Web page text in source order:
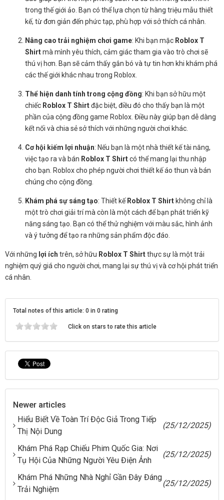
trong thế giới ảo. Bạn có thể lựa chọn từ hàng triệu mẫu thiết
kế, từ đơn giản đến phức tạp, phù hợp với sở thích cá nhân.
Nâng cao trải nghiệm chơi game: Khi bạn mặc Roblox T
Shirtmà mình yêu thích, cảm giác tham gia vào trò chơi sẽ
thú vị hơn. Bạn sẽ cảm thấy gắn bó và tự tin hơn khi khám phá
các thế giới khác nhau trong Roblox.
Thể hiện danh tính trong cộng đồng: Khi bạn sở hữu một
chiếc Roblox T Shirtđặc biệt, điều đó cho thấy bạn là một
phần của cộng đồng game Roblox. Điều này giúp bạn dễ dàng
kết nối và chia sẻ sở thích với những người chơi khác.
Cơ hội kiếm lợi nhuận: Nếu bạn là một nhà thiết kế tài năng,
việc tạo ra và bán Roblox T Shirtcó thể mang lại thu nhập
cho bạn. Roblox cho phép người chơi thiết kế áo thun và bán
chúng cho cộng đồng.
Khám phá sự sáng tạo: Thiết kế Roblox T Shirt không chỉ là
một trò chơi giải trí mà còn là một cách để bạn phát triển kỹ
năng sáng tạo. Bạn có thể thử nghiệm với màu sắc, hình ảnh
và ý tưởng để tạo ra những sản phẩm độc đáo.
Với những lợi ích trên, sở hữu Roblox T Shirtthực sự là một trải
nghiệm quý giá cho người chơi, mang lại sự thú vị và cơ hội phát triển
cá nhân.
Total notes of this article: 0 in 0 rating
Click on stars to rate this article
Newer articles
Hiểu Biết Về Toàn Trí Độc Giả Trong Tiếp
Thị Nội Dung
(25/12/2025)
Khám Phá Rạp Chiếu Phim Quốc Gia: Nơi
Tụ Hội Của Những Người Yêu Điện Ảnh
(25/12/2025)
Khám Phá Những Nhà Nghỉ Gần Đây Đáng
Trải Nghiệm
(25/12/2025)